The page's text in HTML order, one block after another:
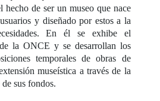
de ser un museo que nace
y diseñado por estos a la
En él se exhibe el
la ONCE y se desarrollan los
temporales de obras de
museística a través de la
sus fondos.